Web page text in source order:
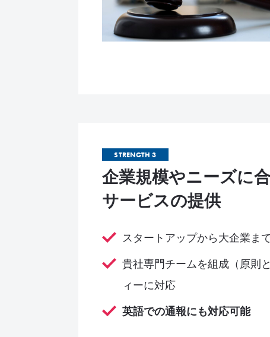
STRENGTH 3
企業規模やニーズに
サービスの提供
スタートアップから大企業ま
貴社専門チームを組成（原則
ィーに対応
英語での通報にも対応可能